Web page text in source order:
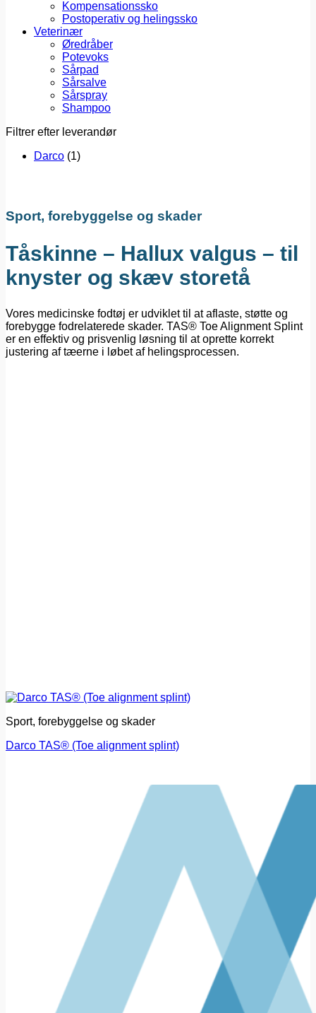
Kompensationssko
Postoperativ og helingssko
Veterinær
Øredråber
Potevoks
Sårpad
Sårsalve
Sårspray
Shampoo
Filtrer efter leverandør
Darco (1)
Sport, forebyggelse og skader
Tåskinne – Hallux valgus – til
knyster og skæv storetå
Vores medicinske fodtøj er udviklet til at aflaste, støtte og
forebygge fodrelaterede skader. TAS® Toe Alignment Splint
er en effektiv og prisvenlig løsning til at oprette korrekt
justering af tæerne i løbet af helingsprocessen.
Sport, forebyggelse og skader
Darco TAS® (Toe alignment splint)